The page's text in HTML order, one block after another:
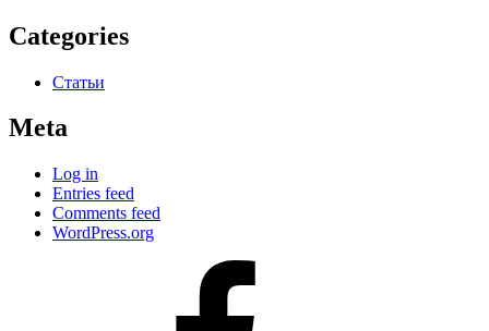
Categories
Статьи
Meta
Log in
Entries feed
Comments feed
WordPress.org